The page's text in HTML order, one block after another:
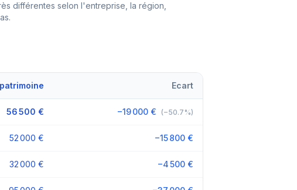
différentes selon l'entreprise, la région,
Ecart
56 500 € −19 000 € (−50.7%)
52 000 € −15 800 €
32 000 € −4 500 €